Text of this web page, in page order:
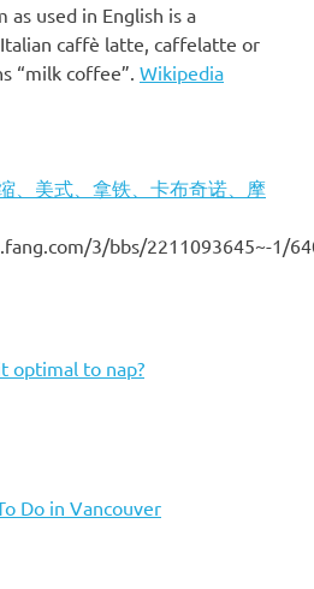
used in English is a
caffè latte, caffelatte or
“milk coffee”. Wikipedia
、美式、拿铁、卡布奇诺、摩
3/bbs/2211093645~-1/
optimal to nap?
Do in Vancouver